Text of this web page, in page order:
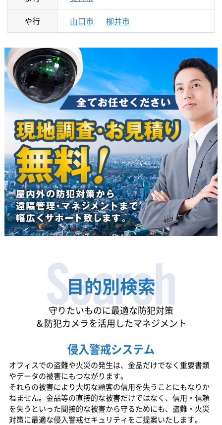
や行
山口市 柳井市
目的別検索
守りたいものに最適な防犯対策
＆防犯カメラを活用したマネジメント
侵入警戒システム
オフィスでの盗難や火災の発生は、金品だけでなく重要書類
やデータの被害にもつながります。
それらの被害により大切な顧客の信用を失うことにもなりか
ねません。金品等の直接的な被害だけではなく、信用・信頼
を失うといった間接的な被害から守るためにも、盗難・火災
対策に最適な侵入警戒セキュリティをご提案いたします。